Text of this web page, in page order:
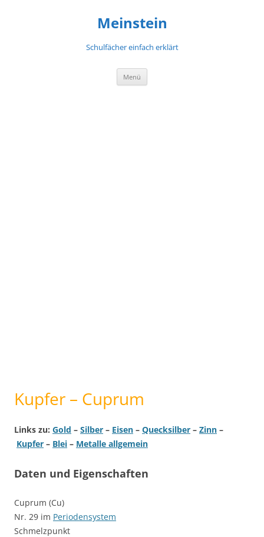
Meinstein
Schulfächer einfach erklärt
Menü
Kupfer – Cuprum
Links zu: Gold – Silber – Eisen – Quecksilber – Zinn –
Kupfer – Blei – Metalle allgemein
Daten und Eigenschaften
Cuprum (Cu)
Nr. 29 im Periodensystem
Schmelzpunkt